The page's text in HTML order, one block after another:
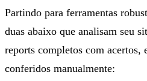
Partindo para ferramentas
duas abaixo que analisam seu
reports completos com acertos,
conferidos manualmente: